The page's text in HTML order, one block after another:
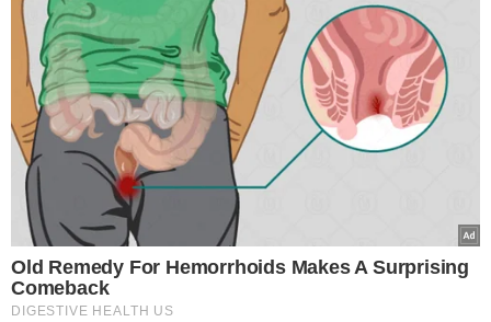
INSCRIÇÕES PETROBRAS
VAGAS DE ESTÁGIO
ESTÁGIO PETROBRAS 2026
VER COMENTÁRIOS
VEJA TAMBÉM